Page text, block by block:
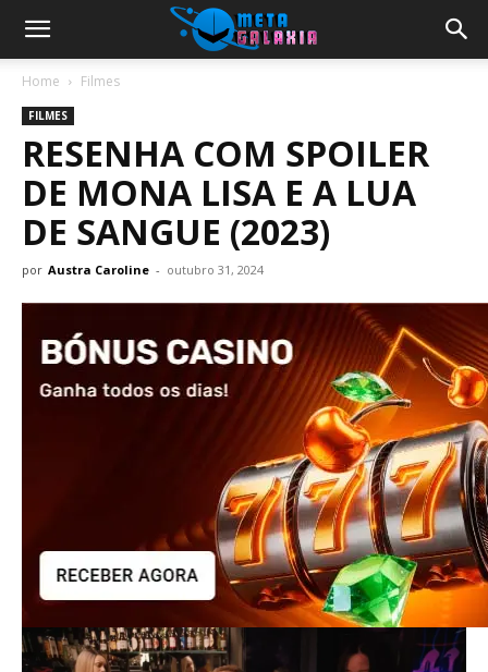
Home Filmes
FILMES
RESENHA COM SPOILER
DE MONA LISA E A LUA
DE SANGUE (2023)
por Austra Caroline - outubro 31, 2024